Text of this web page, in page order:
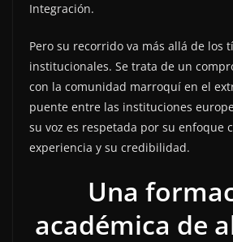
Integración.
Pero su recorrido va más allá de los
institucionales. Se trata de un
con la comunidad marroquí en el
puente entre las instituciones
su voz es respetada por su enfoque
experiencia y su credibilidad.
Una
académica de